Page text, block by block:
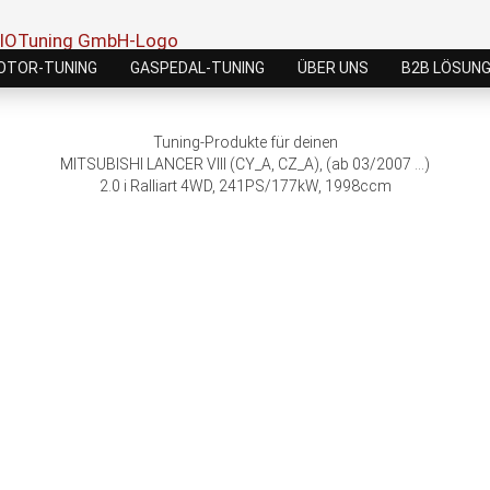
TUNING GASPEDAL-TUNING ÜBER UNS B2B
Tuning-Produkte für deinen
MITSUBISHI LANCER VIII (CY_A, CZ_A), (ab 03/2007 ...)
2.0 i Ralliart 4WD, 241PS/177kW, 1998ccm